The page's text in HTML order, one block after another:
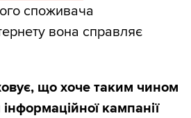
споживача
вона справляє
що хоче таким чином
кампанії